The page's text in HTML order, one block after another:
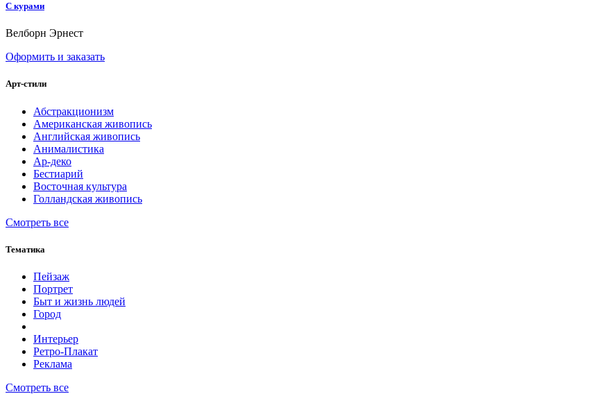
C курами
Велборн Эрнест
Оформить и заказать
Арт-стили
Абстракционизм
Американская живопись
Английская живопись
Анималистика
Ар-деко
Бестиарий
Восточная культура
Голландская живопись
Смотреть все
Тематика
Пейзаж
Портрет
Быт и жизнь людей
Город
Интерьер
Ретро-Плакат
Реклама
Смотреть все